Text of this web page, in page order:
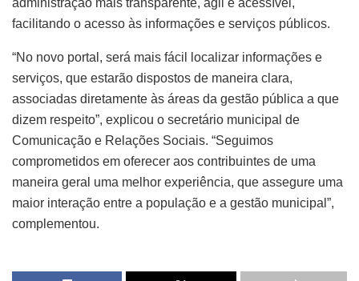
administração mais transparente, ágil e acessível,
facilitando o acesso às informações e serviços públicos.
“No novo portal, será mais fácil localizar informações e
serviços, que estarão dispostos de maneira clara,
associadas diretamente às áreas da gestão pública a que
dizem respeito”, explicou o secretário municipal de
Comunicação e Relações Sociais. “Seguimos
comprometidos em oferecer aos contribuintes de uma
maneira geral uma melhor experiência, que assegure uma
maior interação entre a população e a gestão municipal”,
complementou.